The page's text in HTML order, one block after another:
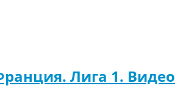
Лига 1. Видео